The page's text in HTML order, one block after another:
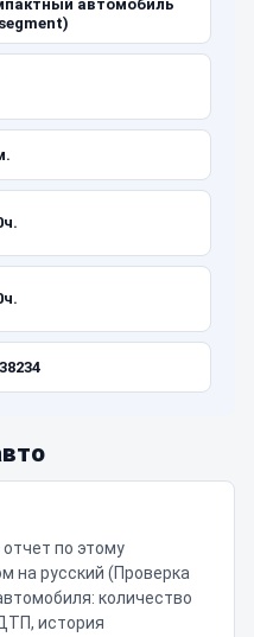
автомобиль
по этому
на русский (Проверка
количество
история